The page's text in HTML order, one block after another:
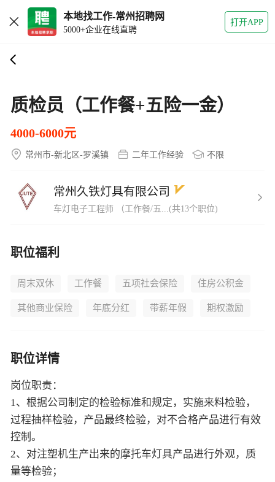
本地找工作-常州招聘网
5000+企业在线直聘
打开APP
质检员（工作餐+五险一金）
4000-6000元
常州市-新北区-罗溪镇 二年工作经验 不限
常州久铁灯具有限公司
车灯电子工程师 （工作餐/五...(共13个职位)
职位福利
周末双休 工作餐 五项社会保险 住房公积金
其他商业保险 年底分红 带薪年假 期权激励
职位详情
岗位职责：
1、根据公司制定的检验标准和规定，实施来料检验，
过程抽样检验，产品最终检验，对不合格产品进行有效
控制。
2、对注塑机生产出来的摩托车灯具产品进行外观，质
量等检验；